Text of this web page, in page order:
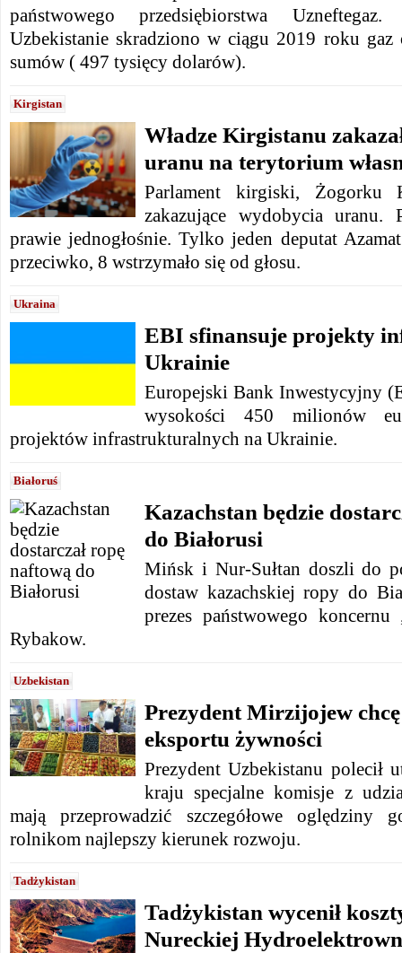
państwowego przedsiębiorstwa
Uzbekistanie skradziono w ciągu 2019 roku
sumów ( 497 tysięcy dolarów).
Kirgistan
Władze Kirgistanu
uranu na terytorium
Parlament kirgiski, Żogorku
zakazujące wydobycia uranu.
prawie jednogłośnie. Tylko jeden deputat Azamat
przeciwko, 8 wstrzymało się od głosu.
Ukraina
EBI sfinansuje projekty
Ukrainie
Europejski Bank Inwestycyjny
wysokości 450 milionów
projektów infrastrukturalnych na Ukrainie.
Białoruś
Kazachstan będzie
do Białorusi
Mińsk i Nur-Sułtan doszli do
dostaw kazachskiej ropy do
prezes państwowego
Rybakow.
Uzbekistan
Prezydent Mirzijojew
eksportu żywności
Prezydent Uzbekistanu polecił
kraju specjalne komisje z
mają przeprowadzić szczegółowe oględziny
rolnikom najlepszy kierunek rozwoju.
Tadżykistan
Tadżykistan wycenił
Nureckiej